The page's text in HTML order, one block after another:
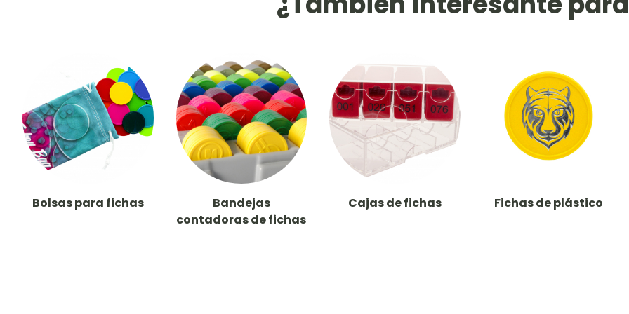
Bolsas para fichas
Bandejas
contadoras de fichas
Cajas de fichas Fichas de plástico